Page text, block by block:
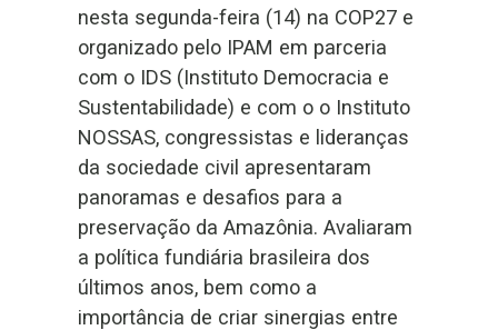
nesta segunda-feira (14) na COP27 e
organizado pelo IPAM em parceria
com o IDS (Instituto Democracia e
Sustentabilidade) e com o o Instituto
NOSSAS, congressistas e lideranças
da sociedade civil apresentaram
panoramas e desafios para a
preservação da Amazônia. Avaliaram
a política fundiária brasileira dos
últimos anos, bem como a
importância de criar sinergias entre